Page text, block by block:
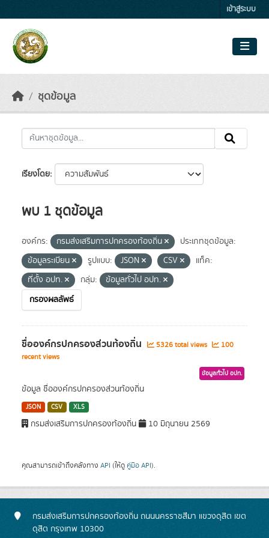
เข้าสู่ระบบ
ชุดข้อมูล
เรียงโดย
พบ 1 ชุดข้อมูล
องค์กร: กรมส่งเสริมการปกครองท้องถิ่น
ประเภทชุดข้อมูล:
ข้อมูลระเบียน
รูปแบบ: JSON CSV
แท็ค:
ที่ตั้ง อปท.
กลุ่ม:
ข้อมูลทั่วไป อปท.
กรองผลลัพธ์
ชื่อองค์กรปกครองส่วนท้องถิ่น 5326 total views
100
recent views
ข้อมูลทั่วไป อปท.
ข้อมูล ชื่อองค์กรปกครองส่วนท้องถิ่น
JSON CSV XLS
กรมส่งเสริมการปกครองท้องถิ่น 10 มิถุนายน 2569
คุณสามารถเข้าถึงคลังทาง API (ให้ดู คู่มือ API).
กรมส่งเสริมการปกครองท้องถิ่น ถนนนครราชสีมา แขวงดุสิต เขต
ดุสิต กรุงเทพ 10300